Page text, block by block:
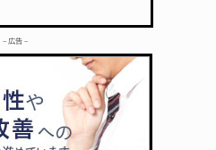
– 広告 –